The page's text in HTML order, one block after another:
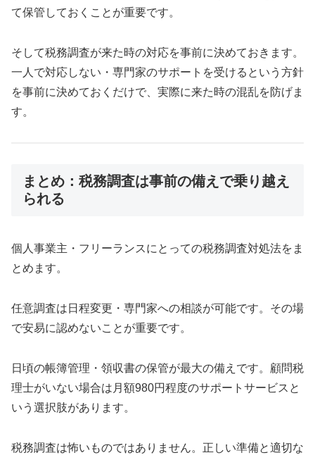
て保管しておくことが重要です。
そして税務調査が来た時の対応を事前に決めておきます。
一人で対応しない・専門家のサポートを受けるという方針
を事前に決めておくだけで、実際に来た時の混乱を防げま
す。
まとめ：税務調査は事前の備えで乗り越え
られる
個人事業主・フリーランスにとっての税務調査対処法をま
とめます。
任意調査は日程変更・専門家への相談が可能です。その場
で安易に認めないことが重要です。
日頃の帳簿管理・領収書の保管が最大の備えです。顧問税
理士がいない場合は月額980円程度のサポートサービスと
いう選択肢があります。
税務調査は怖いものではありません。正しい準備と適切な